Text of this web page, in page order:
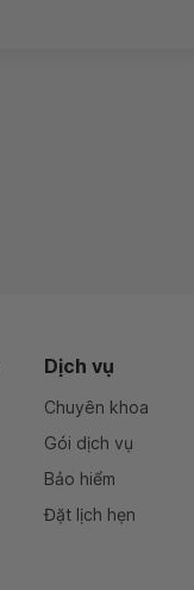
Dịch vụ
Chuyên khoa
Gói dịch vụ
Bảo hiểm
Đặt lịch hẹn